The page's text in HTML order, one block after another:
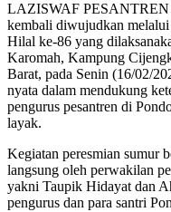
LAZISWAF
kembali diwujudkan
Hilal ke-86 yang
Karomah, Kampung
Barat, pada Senin (16/02/
nyata dalam mendukung
pengurus pesantren di
layak.
Kegiatan peresmian sumur
langsung oleh perwakilan
yakni Taupik Hidayat dan
pengurus dan para santri